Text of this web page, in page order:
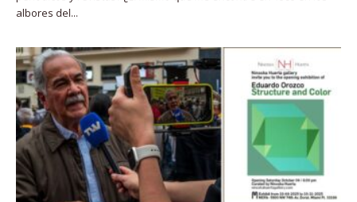
albores del...